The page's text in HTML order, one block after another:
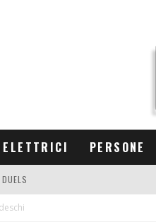
ELETTRICI PERSONE